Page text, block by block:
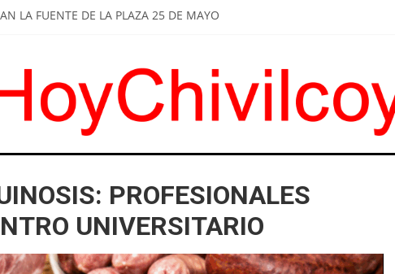
LA FUENTE DE LA PLAZA 25 DE MAYO
DE LOS COMERCIOS UN JUGUETE TÓXICO
INSTALARON NUEVOS REFUGIOS EN PARADAS DE COLECTIVOS
PROFESIONALES
UNIVERSITARIO